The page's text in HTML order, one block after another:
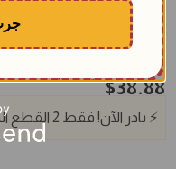
بنطلون نسائي واسع للمحجبات:
♢ مصنوع من خام الكريب المريح
♢ يتميز بسير خلفي مدمج يمنحكِ راحة
♢ جيوب أمامية عملية وعصرية
♢ بنطلون نسائي للدوام والإطلالات اليومية
38.88
$
⚡ بادر الآن! فقط 2 القطع